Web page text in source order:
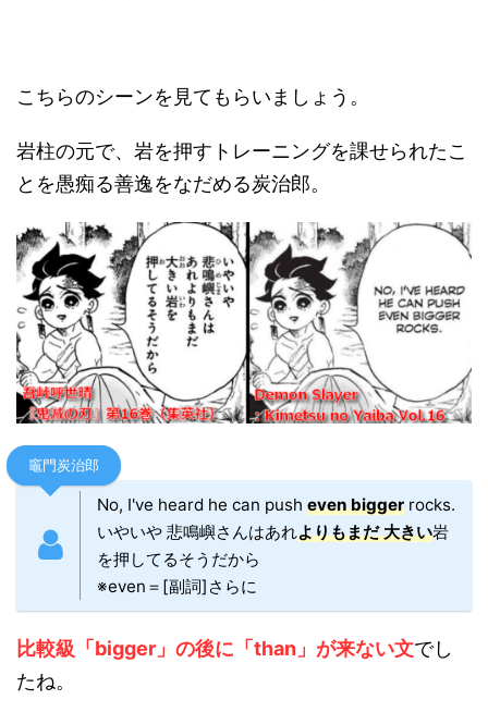
こちらのシーンを見てもらいましょう。
岩柱の元で、岩を押すトレーニングを課せられたこ
とを愚痴る善逸をなだめる炭治郎。
竈門炭治郎
No, I've heard he can push evenbigger rocks.
いやいや 悲鳴嶼さんはあれよりもまだ 大きい岩
を押してるそうだから
※even＝[副詞]さらに
比較級「bigger」の後に「than」が来ない文でし
たね。